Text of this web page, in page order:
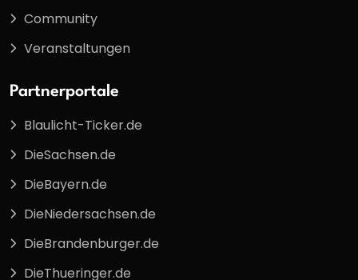
Community
Veranstaltungen
Partnerportale
Blaulicht-Ticker.de
DieSachsen.de
DieBayern.de
DieNiedersachsen.de
DieBrandenburger.de
DieThueringer.de